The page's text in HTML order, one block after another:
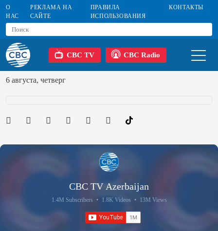
О
НАС
РЕКЛАМА НА
САЙТЕ
ПРАВИЛА
ИСПОЛЬЗОВАНИЯ
КОНТАКТЫ
CBC TV CBC Radio
6 августа, четверг
CBC TV Azerbaijan
1.4M Subscribers • 1.8K Videos • 13M Views